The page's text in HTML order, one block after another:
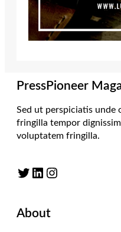
PressPioneer
Sed ut perspiciatis unde
fringilla tempor
voluptatem fringilla.
Twitter LinkedIn Instagram
About